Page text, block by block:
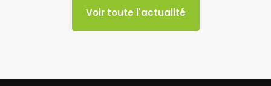
Voir toute l'actualité